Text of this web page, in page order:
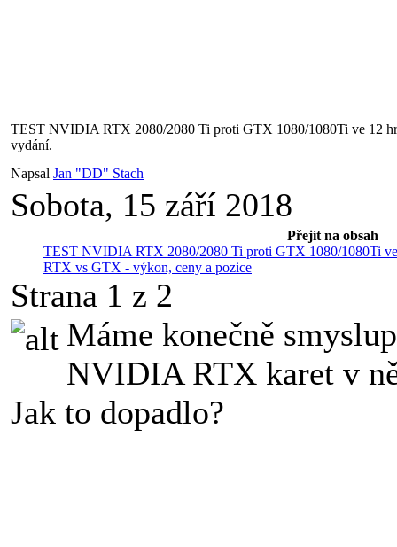
TEST NVIDIA RTX 2080/2080 Ti proti GTX 1080/1080Ti ve 12
vydání.
Napsal Jan "DD" Stach
Sobota, 15 září 2018
Přejít na obsah
TEST NVIDIA RTX 2080/2080 Ti proti GTX 1080/1080Ti
RTX vs GTX - výkon, ceny a pozice
Strana 1 z 2
Máme konečně
NVIDIA RTX karet v
Jak to dopadlo?